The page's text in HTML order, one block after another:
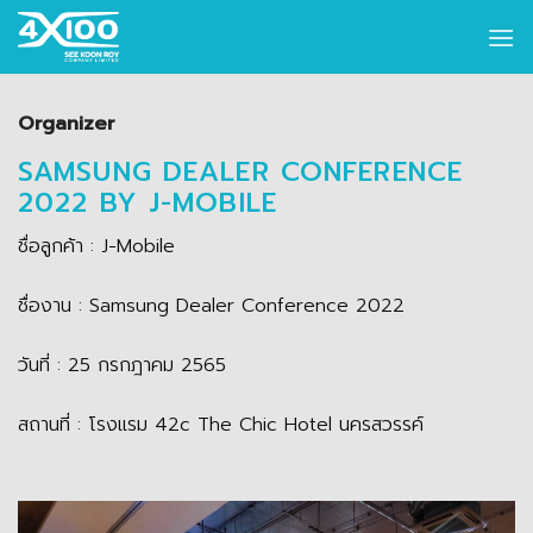
Skip
to
content
Organizer
SAMSUNG DEALER CONFERENCE
2022 BY J-MOBILE
ชื่อลูกค้า : J-Mobile
ชื่องาน : Samsung Dealer Conference 2022
วันที่ : 25 กรกฎาคม 2565
สถานที่ : โรงแรม 42c The Chic Hotel นครสวรรค์